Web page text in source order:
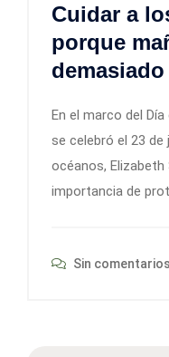
Cuidar a
porque
En el marco del
se celebró el 23
océanos,
importancia de
Sin comentarios